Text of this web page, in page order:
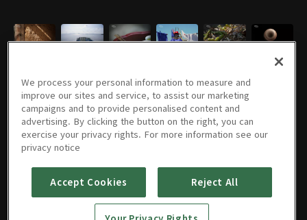
748회
747회
03/26/2026 • 49분
746회 745회 744회 743회 742회
We process your personal information to measure and
improve our sites and service, to assist our marketing
campaigns and to provide personalised content and
advertising. By clicking the button on the right, you can
exercise your privacy rights. For more information see our
privacy notice
Accept Cookies Reject All